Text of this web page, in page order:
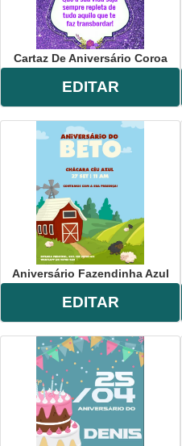
Cartaz De Aniversário Coroa
EDITAR
Aniversário Fazendinha Azul
EDITAR